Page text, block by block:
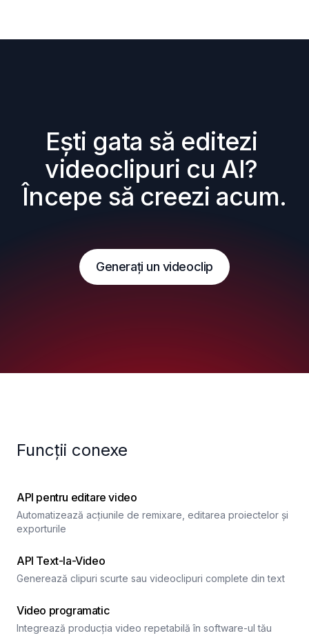
Ești gata să editezi
videoclipuri cu AI?
Începe să creezi acum.
Generați un videoclip
Funcții conexe
API pentru editare video
Automatizează acțiunile de remixare, editarea proiectelor și
exporturile
API Text-la-Video
Generează clipuri scurte sau videoclipuri complete din text
Video programatic
Integrează producția video repetabilă în software-ul tău